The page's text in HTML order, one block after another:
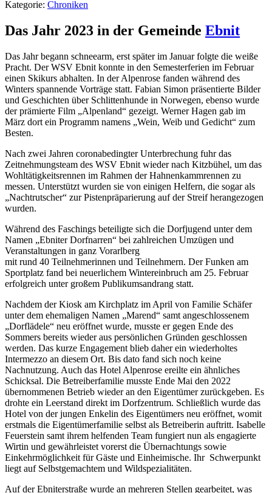
Kategorie: Chroniken
Das Jahr 2023 in der Gemeinde Ebnit
Das Jahr begann schneearm, erst später im Januar folgte die weiße
Pracht. Der WSV Ebnit konnte in den Semesterferien im Februar
einen Skikurs abhalten. In der Alpenrose fanden während des
Winters spannende Vorträge statt. Fabian Simon präsentierte Bilder
und Geschichten über Schlittenhunde in Norwegen, ebenso wurde
der prämierte Film „Alpenland“ gezeigt. Werner Hagen gab im
März dort ein Programm namens „Wein, Weib und Gedicht“ zum
Besten.
Nach zwei Jahren coronabedingter Unterbrechung fuhr das
Zeitnehmungsteam des WSV Ebnit wieder nach Kitzbühel, um das
Wohltätigkeitsrennen im Rahmen der Hahnenkammrennen zu
messen. Unterstützt wurden sie von einigen Helfern, die sogar als
„Nachtrutscher“ zur Pistenpräparierung auf der Streif herangezogen
wurden.
Während des Faschings beteiligte sich die Dorfjugend unter dem
Namen „Ebniter Dorfnarren“ bei zahlreichen Umzügen und
Veranstaltungen in ganz Vorarlberg
mit rund 40 Teilnehmerinnen und Teilnehmern. Der Funken am
Sportplatz fand bei neuerlichem Wintereinbruch am 25. Februar
erfolgreich unter großem Publikumsandrang statt.
Nachdem der Kiosk am Kirchplatz im April von Familie Schäfer
unter dem ehemaligen Namen „Marend“ samt angeschlossenem
„Dorflädele“ neu eröffnet wurde, musste er gegen Ende des
Sommers bereits wieder aus persönlichen Gründen geschlossen
werden. Das kurze Engagement blieb daher ein wiederholtes
Intermezzo an diesem Ort. Bis dato fand sich noch keine
Nachnutzung. Auch das Hotel Alpenrose ereilte ein ähnliches
Schicksal. Die Betreiberfamilie musste Ende Mai den 2022
übernommenen Betrieb wieder an den Eigentümer zurückgeben. Es
drohte ein Leerstand direkt im Dorfzentrum. Schließlich wurde das
Hotel von der jungen Enkelin des Eigentümers neu eröffnet, womit
erstmals die Eigentümerfamilie selbst als Betreiberin auftritt. Isabelle
Feuerstein samt ihrem helfenden Team fungiert nun als engagierte
Wirtin und gewährleistet vorerst die Übernachtungs sowie
Einkehrmöglichkeit für Gäste und Einheimische. Ihr Schwerpunkt
liegt auf Selbstgemachtem und Wildspezialitäten.
Auf der Ebniterstraße wurde an mehreren Stellen gearbeitet, was